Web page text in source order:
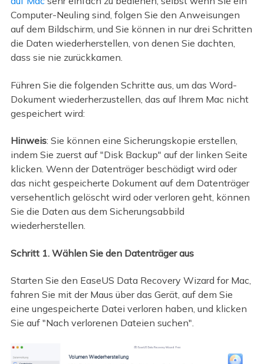
Computer-Neuling sind, folgen Sie den Anweisungen
auf dem Bildschirm, und Sie können in nur drei Schritten
die Daten wiederherstellen, von denen Sie dachten,
dass sie nie zurückkamen.
Führen Sie die folgenden Schritte aus, um das Word-
Dokument wiederherzustellen, das auf Ihrem Mac nicht
gespeichert wird:
Hinweis: Sie können eine Sicherungskopie erstellen,
indem Sie zuerst auf "Disk Backup" auf der linken Seite
klicken. Wenn der Datenträger beschädigt wird oder
das nicht gespeicherte Dokument auf dem Datenträger
versehentlich gelöscht wird oder verloren geht, können
Sie die Daten aus dem Sicherungsabbild
wiederherstellen.
Schritt 1. Wählen Sie den Datenträger aus
Starten Sie den EaseUS Data Recovery Wizard for Mac,
fahren Sie mit der Maus über das Gerät, auf dem Sie
eine ungespeicherte Datei verloren haben, und klicken
Sie auf "Nach verlorenen Dateien suchen".